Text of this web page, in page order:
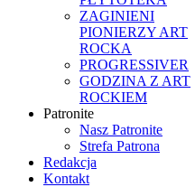
ZAGINIENI
PIONIERZY ART
ROCKA
PROGRESSIVER
GODZINA Z ART
ROCKIEM
Patronite
Nasz Patronite
Strefa Patrona
Redakcja
Kontakt